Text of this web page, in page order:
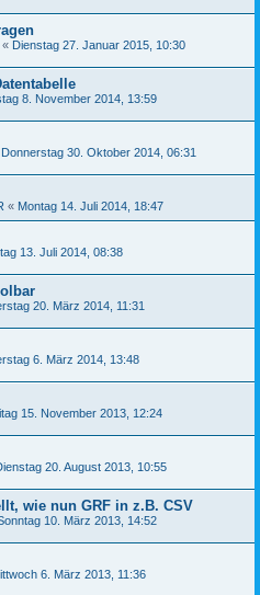
« Dienstag 27. Januar 2015, 10:30
8. November 2014, 13:59
Donnerstag 30. Oktober 2014, 06:31
« Montag 14. Juli 2014, 18:47
13. Juli 2014, 08:38
20. März 2014, 11:31
6. März 2014, 13:48
15. November 2013, 12:24
20. August 2013, 10:55
wie nun GRF in z.B. CSV
10. März 2013, 14:52
6. März 2013, 11:36